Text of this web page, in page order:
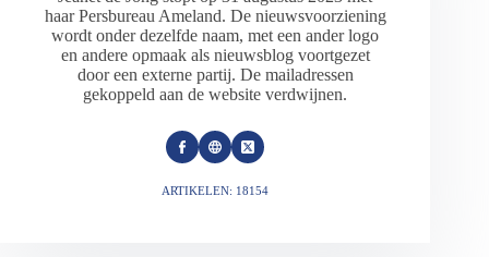
haar Persbureau Ameland. De nieuwsvoorziening
wordt onder dezelfde naam, met een ander logo
en andere opmaak als nieuwsblog voortgezet
door een externe partij. De mailadressen
gekoppeld aan de website verdwijnen.
ARTIKELEN: 18154